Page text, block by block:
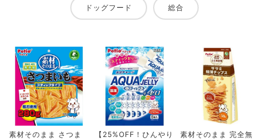
ドッグフード 総合
素材そのまま さつま
【25%OFF！ひんやり
素材そのまま 完全無